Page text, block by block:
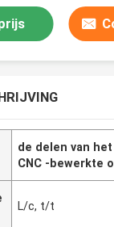
de delen van
CNC -bewerkte
L/c, t/t